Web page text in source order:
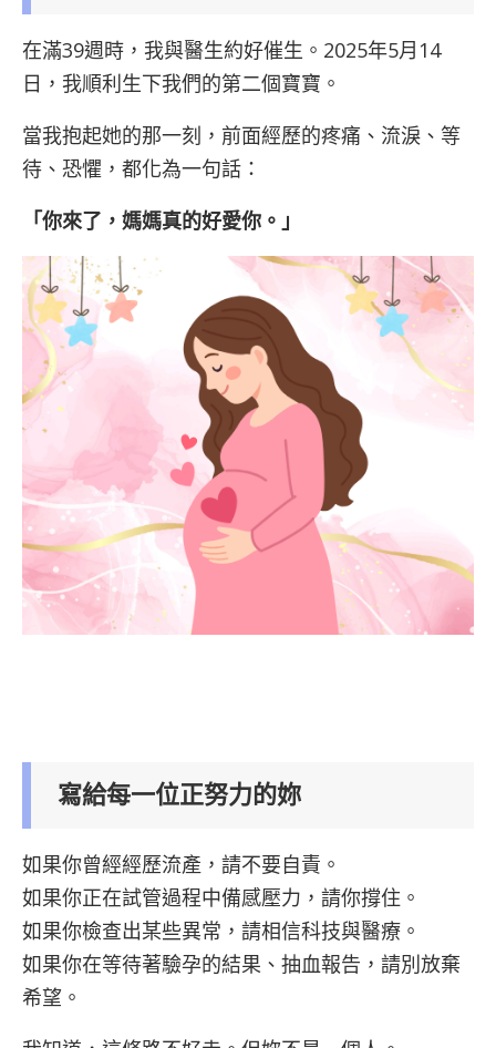
在滿39週時，我與醫生約好催生。2025年5月14
日，我順利生下我們的第二個寶寶。
當我抱起她的那一刻，前面經歷的疼痛、流淚、等
待、恐懼，都化為一句話：
「你來了，媽媽真的好愛你。」
寫給每一位正努力的妳
如果你曾經經歷流產，請不要自責。
如果你正在試管過程中備感壓力，請你撐住。
如果你檢查出某些異常，請相信科技與醫療。
如果你在等待著驗孕的結果、抽血報告，請別放棄
希望。